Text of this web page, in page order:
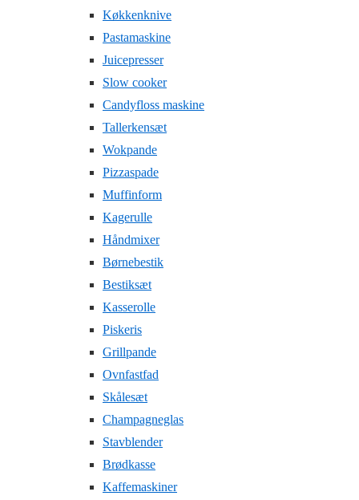
Køkkenknive
Pastamaskine
Juicepresser
Slow cooker
Candyfloss maskine
Tallerkensæt
Wokpande
Pizzaspade
Muffinform
Kagerulle
Håndmixer
Børnebestik
Bestiksæt
Kasserolle
Piskeris
Grillpande
Ovnfastfad
Skålesæt
Champagneglas
Stavblender
Brødkasse
Kaffemaskiner